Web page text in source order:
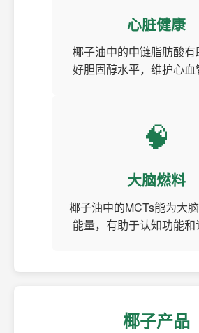
心脏健康
椰子油中的中链脂肪酸有
好胆固醇水平，维护心血
🧠
大脑燃料
椰子油中的MCTs能为大
能量，有助于认知功能和
椰子产品